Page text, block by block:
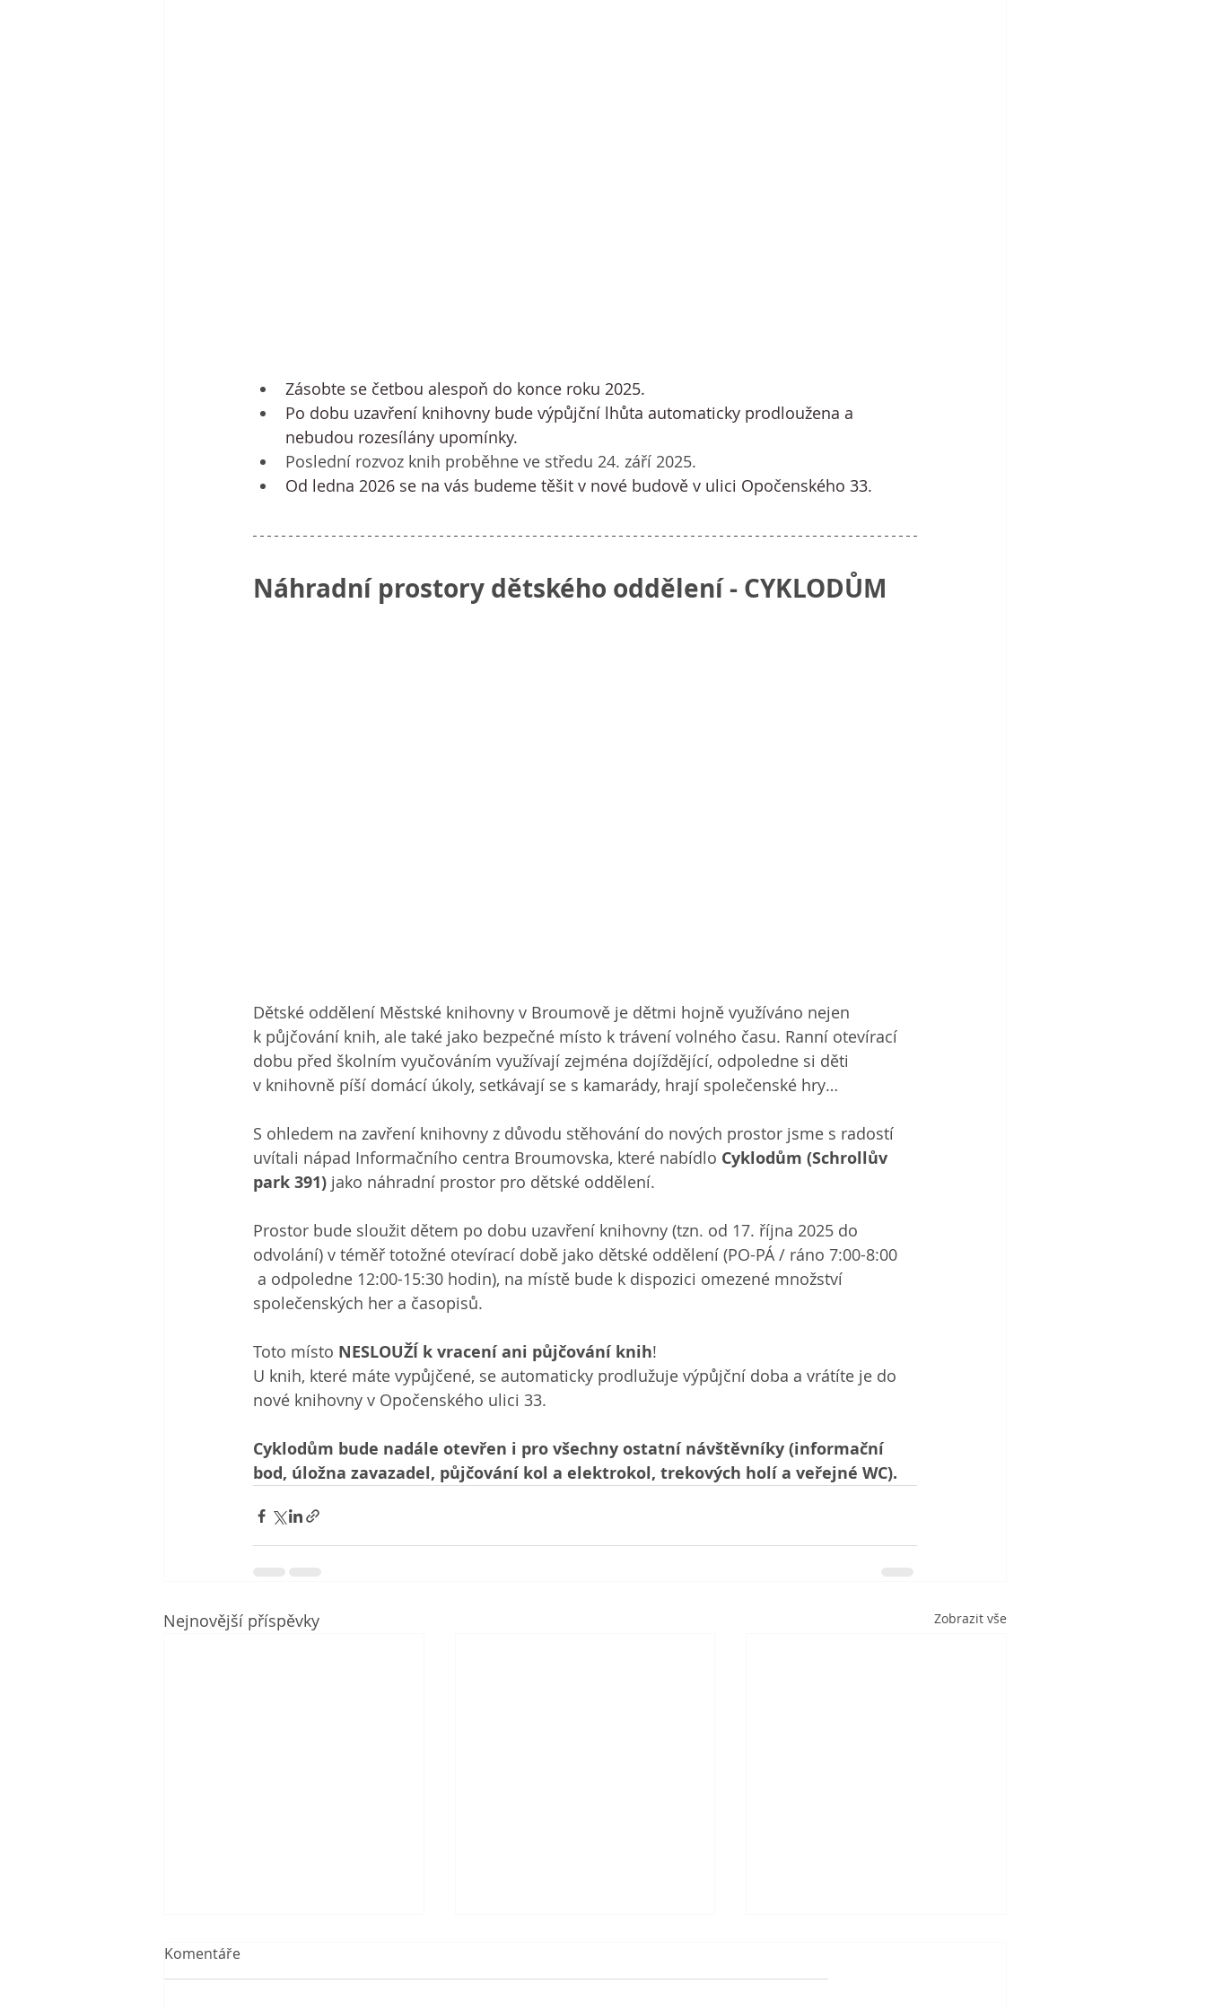
Zásobte se četbou alespoň do konce roku 2025.
Po dobu uzavření knihovny bude výpůjční lhůta automaticky prodloužena a
nebudou rozesílány upomínky.
Poslední rozvoz knih proběhne ve středu 24. září 2025.
Od ledna 2026 se na vás budeme těšit v nové budově v ulici Opočenského 33.
Náhradní prostory dětského oddělení - CYKLODŮM
Dětské oddělení Městské knihovny v Broumově je dětmi hojně využíváno nejen
k půjčování knih, ale také jako bezpečné místo k trávení volného času. Ranní otevírací
dobu před školním vyučováním využívají zejména dojíždějící, odpoledne si děti
v knihovně píší domácí úkoly, setkávají se s kamarády, hrají společenské hry…
S ohledem na zavření knihovny z důvodu stěhování do nových prostor jsme s radostí
uvítali nápad Informačního centra Broumovska, které nabídlo Cyklodům (Schrollův
park 391) jako náhradní prostor pro dětské oddělení.
Prostor bude sloužit dětem po dobu uzavření knihovny (tzn. od 17. října 2025 do
odvolání) v téměř totožné otevírací době jako dětské oddělení (PO-PÁ / ráno 7:00-8:00
a odpoledne 12:00-15:30 hodin), na místě bude k dispozici omezené množství
společenských her a časopisů.
Toto místo NESLOUŽÍ k vracení ani půjčování knih!
U knih, které máte vypůjčené, se automaticky prodlužuje výpůjční doba a vrátíte je do
nové knihovny v Opočenského ulici 33.
Cyklodům bude nadále otevřen i pro všechny ostatní návštěvníky (informační
bod, úložna zavazadel, půjčování kol a elektrokol, trekových holí a veřejné WC).
Nejnovější příspěvky Zobrazit vše
Komentáře